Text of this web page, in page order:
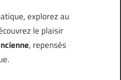
explorez au
le plaisir
, repensés